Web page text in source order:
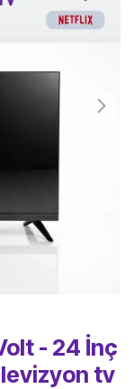
- 24 İnç
tv